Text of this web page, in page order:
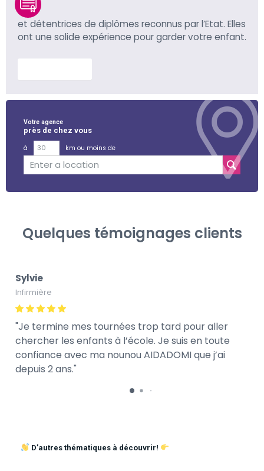
et détentrices de diplômes reconnus par l’Etat. Elles
ont une solide expérience pour garder votre enfant.
Votre agence
près de chez vous
à
km ou moins de
Quelques témoignages clients
Sylvie
Infirmière
Je termine mes tournées trop tard pour aller
chercher les enfants à l’école. Je suis en toute
confiance avec ma nounou AIDADOMI que j’ai
depuis 2 ans.
D’autres thématiques à découvrir!